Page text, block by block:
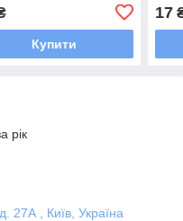
Купити
17
рік
27А , Київ, Україна